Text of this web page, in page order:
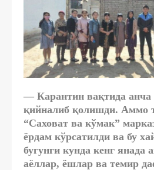
— Карантин вақтида анча
қийналиб қолишди. Аммо
“Саховат ва кўмак”
ёрдам кўрсатилди ва бу
бугунги кунда кенг янада
аёллар, ёшлар ва темир